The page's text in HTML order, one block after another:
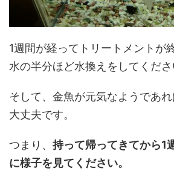
1週間が経ってトリートメントが
水の半分ほど水換えをしてくださ
そして、金魚が元気なようであ
大丈夫です。
つまり、 持って帰ってきてから1
に様子を見てください。